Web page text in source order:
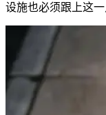
设施也必须跟上这一